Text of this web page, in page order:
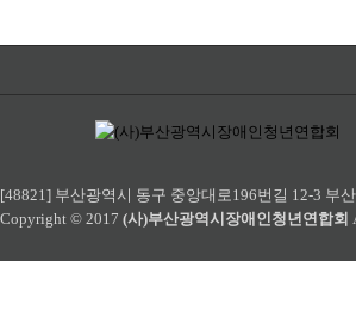
[48821] 부산광역시 동구 중앙대로196번길 12-3
Copyright © 2017 (사)부산광역시장애인청년연합회